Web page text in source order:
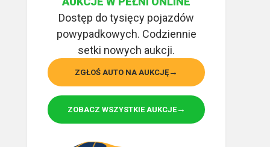
Dostęp do tysięcy pojazdów
powypadkowych. Codziennie
setki nowych aukcji.
ZGŁOŚ AUTO NA AUKCJĘ
ZOBACZ WSZYSTKIE AUKCJE